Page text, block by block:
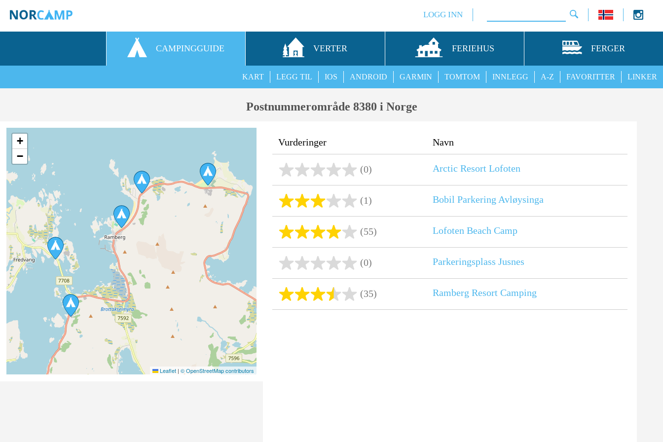
LOGG INN
CAMPINGGUIDE VERTER FERIEHUS FERGER
LINKER
FAVORITTER
A-Z
INNLEGG
TOMTOM
GARMIN
ANDROID
IOS
LEGG TIL
KART
Postnummerområde 8380 i Norge
+
−
Leaflet | © OpenStreetMap contributors
Vurderinger Navn
(0) Arctic Resort Lofoten
(1) Bobil Parkering Avløysinga
(55) Lofoten Beach Camp
(0) Parkeringsplass Jusnes
(35) Ramberg Resort Camping